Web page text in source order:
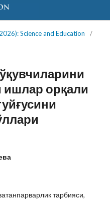
Science and Education
/
орқали
тарбияси,